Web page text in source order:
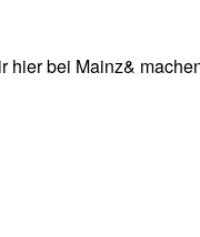
hier bei Mainz&